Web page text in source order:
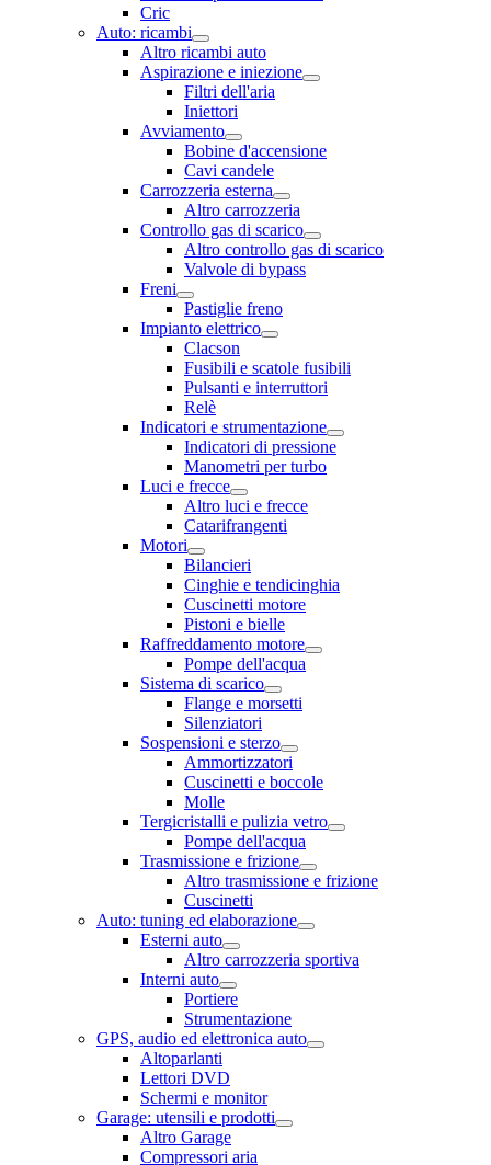
Cric
Auto: ricambi
Altro ricambi auto
Aspirazione e iniezione
Filtri dell'aria
Iniettori
Avviamento
Bobine d'accensione
Cavi candele
Carrozzeria esterna
Altro carrozzeria
Controllo gas di scarico
Altro controllo gas di scarico
Valvole di bypass
Freni
Pastiglie freno
Impianto elettrico
Clacson
Fusibili e scatole fusibili
Pulsanti e interruttori
Relè
Indicatori e strumentazione
Indicatori di pressione
Manometri per turbo
Luci e frecce
Altro luci e frecce
Catarifrangenti
Motori
Bilancieri
Cinghie e tendicinghia
Cuscinetti motore
Pistoni e bielle
Raffreddamento motore
Pompe dell'acqua
Sistema di scarico
Flange e morsetti
Silenziatori
Sospensioni e sterzo
Ammortizzatori
Cuscinetti e boccole
Molle
Tergicristalli e pulizia vetro
Pompe dell'acqua
Trasmissione e frizione
Altro trasmissione e frizione
Cuscinetti
Auto: tuning ed elaborazione
Esterni auto
Altro carrozzeria sportiva
Interni auto
Portiere
Strumentazione
GPS, audio ed elettronica auto
Altoparlanti
Lettori DVD
Schermi e monitor
Garage: utensili e prodotti
Altro Garage
Compressori aria